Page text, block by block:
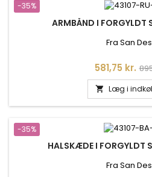
-35%
ARMBÅND I FORGYLDT
Fra San
Pris
581,75 kr.
 Læg i
-35%
HALSKÆDE I FORGYLDT
Fra San